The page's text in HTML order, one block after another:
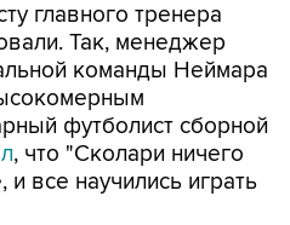
главного тренера
Так, менеджер
команды Неймара
футболист сборной
, что "Сколари ничего
все научились играть